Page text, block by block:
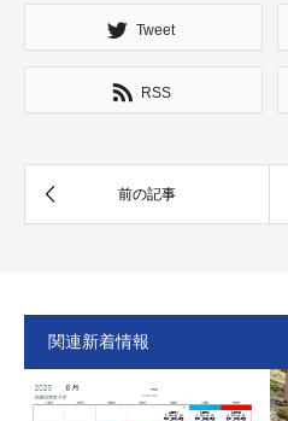
Tweet
RSS
関連新着情報